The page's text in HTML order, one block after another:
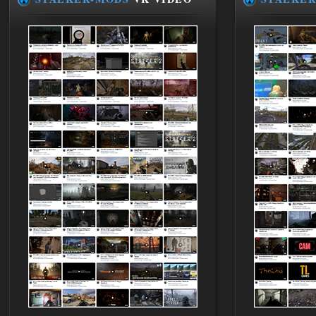
Устанавливать только
поверх финальной версии все в одном
(Standalone Final) от 29.12.2025!
Доступно только для пользователей
Ответить ➤
03.08.2026
ANOMALY ※ MEDIUM 7.0
21:30
Dvoeshnik
Хорошая сборка, графон и
детали на высоте не так
мрачно как в других сборках, дождь
барабанит по металу это нечто. Люблю
хардкор по типу Dead Air но здесь он
компромисный не такой жесткий.
Стартовый набор удивил на харде и
выживании такой комбез крутой не
удержался взял его и ножичек. Забавно
получилось, благо тайники спасают.
Поигрался пока немного но уже оч
нравится как то так!
Ответить ➤
02.08.2026